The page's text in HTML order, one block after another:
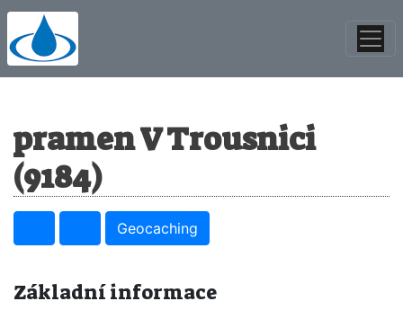
pramen V Trousnici
(9184)
Geocaching
Základní informace